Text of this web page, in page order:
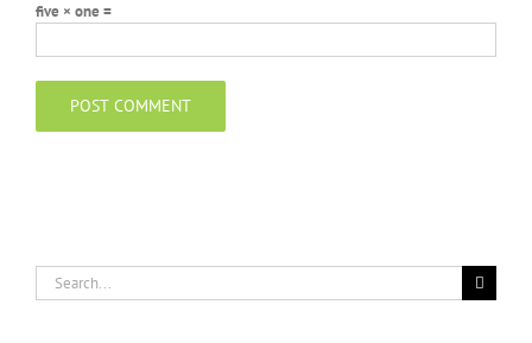
five × one =
Search
for: